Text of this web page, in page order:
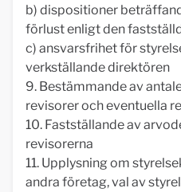
b) dispositioner
förlust enligt den
c) ansvarsfrihet för
verkställande direktören
9. Bestämmande av
revisorer och eventuella
10. Fastställande av
revisorerna
11. Upplysning om
andra företag, val av